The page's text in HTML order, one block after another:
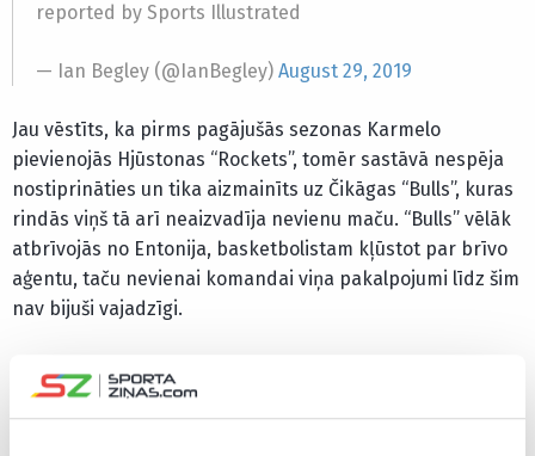
reported by Sports Illustrated
— Ian Begley (@IanBegley) August 29, 2019
Jau vēstīts, ka pirms pagājušās sezonas Karmelo
pievienojās Hjūstonas “Rockets”, tomēr sastāvā nespēja
nostiprināties un tika aizmainīts uz Čikāgas “Bulls”, kuras
rindās viņš tā arī neaizvadīja nevienu maču. “Bulls” vēlāk
atbrīvojās no Entonija, basketbolistam kļūstot par brīvo
aģentu, taču nevienai komandai viņa pakalpojumi līdz šim
nav bijuši vajadzīgi.
gūstot divus punktus un sakrājot piecas atlēkušās